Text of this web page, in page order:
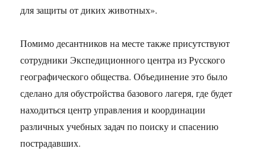
для защиты от диких животных».
Помимо десантников на месте также присутствуют
сотрудники Экспедиционного центра из Русского
географического общества. Объединение это было
сделано для обустройства базового лагеря, где будет
находиться центр управления и координации
различных учебных задач по поиску и спасению
пострадавших.